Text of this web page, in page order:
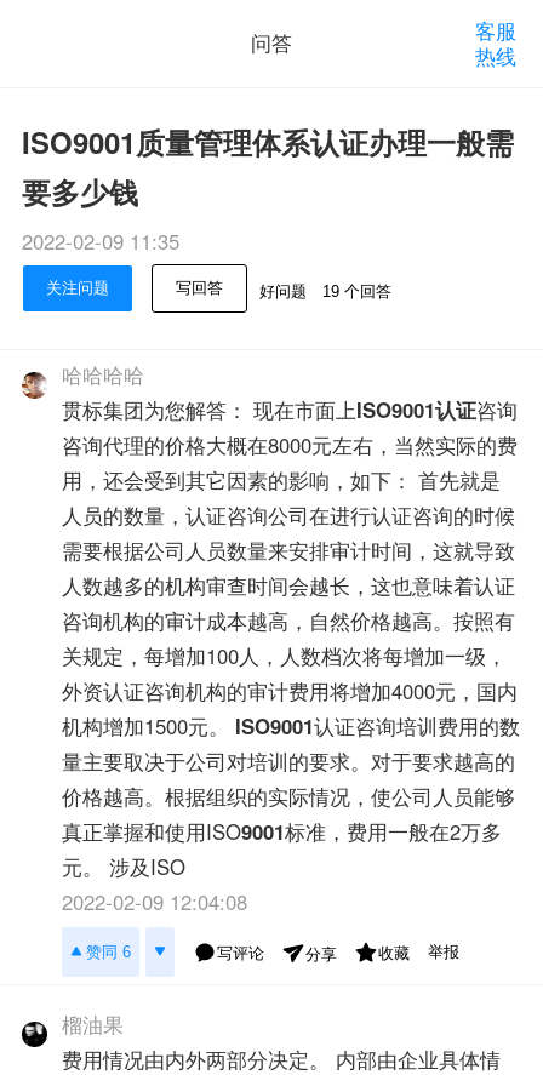
问答
客服
热线
ISO9001质量管理体系认证办理一般需
要多少钱
2022-02-09 11:35
关注问题 写回答 好问题 19 个回答
哈哈哈哈
贯标集团为您解答： 现在市面上ISO9001认证咨询
咨询代理的价格大概在8000元左右，当然实际的费
用，还会受到其它因素的影响，如下： 首先就是
人员的数量，认证咨询公司在进行认证咨询的时候
需要根据公司人员数量来安排审计时间，这就导致
人数越多的机构审查时间会越长，这也意味着认证
咨询机构的审计成本越高，自然价格越高。按照有
关规定，每增加100人，人数档次将每增加一级，
外资认证咨询机构的审计费用将增加4000元，国内
机构增加1500元。 ISO9001认证咨询培训费用的数
量主要取决于公司对培训的要求。对于要求越高的
价格越高。根据组织的实际情况，使公司人员能够
真正掌握和使用ISO9001标准，费用一般在2万多
元。 涉及ISO
2022-02-09 12:04:08
赞同 6 写评论 分享 收藏 举报
榴油果
费用情况由内外两部分决定。 内部由企业具体情